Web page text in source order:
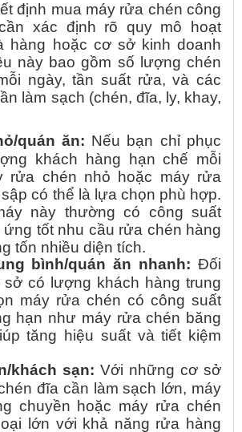
định mua máy rửa chén công
xác định rõ quy mô hoạt
hàng hoặc cơ sở kinh doanh
này bao gồm số lượng chén
ngày, tần suất rửa, và các
làm sạch (chén, đĩa, ly, khay,
quán ăn: Nếu bạn chỉ phục
khách hàng hạn chế mỗi
rửa chén nhỏ hoặc máy rửa
có thể là lựa chọn phù hợp.
này thường có công suất
tốt nhu cầu rửa chén hàng
tốn nhiều diện tích.
bình/quán ăn nhanh: Đối
có lượng khách hàng trung
máy rửa chén có công suất
hạn như máy rửa chén băng
tăng hiệu suất và tiết kiệm
khách sạn: Với những cơ sở
đĩa cần làm sạch lớn, máy
chuyền hoặc máy rửa chén
lớn với khả năng rửa hàng